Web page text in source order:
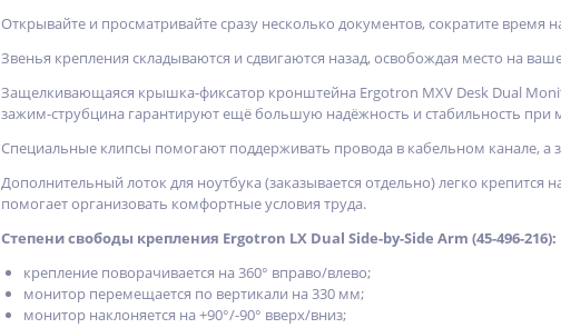
Открывайте и просматривайте сразу несколько документов, сократите
Звенья крепления складываются и сдвигаются назад, освобождая место на
Защелкивающаяся крышка-фиксатор кронштейна Ergotron MXV Desk Dual
зажим-струбцина гарантируют ещё большую надёжность и стабильность при
Специальные клипсы помогают поддерживать провода в кабельном канале, а
Дополнительный лоток для ноутбука (заказывается отдельно) легко
помогает организовать комфортные условия труда.
Степени свободы крепления Ergotron LX Dual Side-by-Side Arm (45-496-216):
крепление поворачивается на 360° вправо/влево;
монитор перемещается по вертикали на 330 мм;
монитор наклоняется на +90°/-90° вверх/вниз;